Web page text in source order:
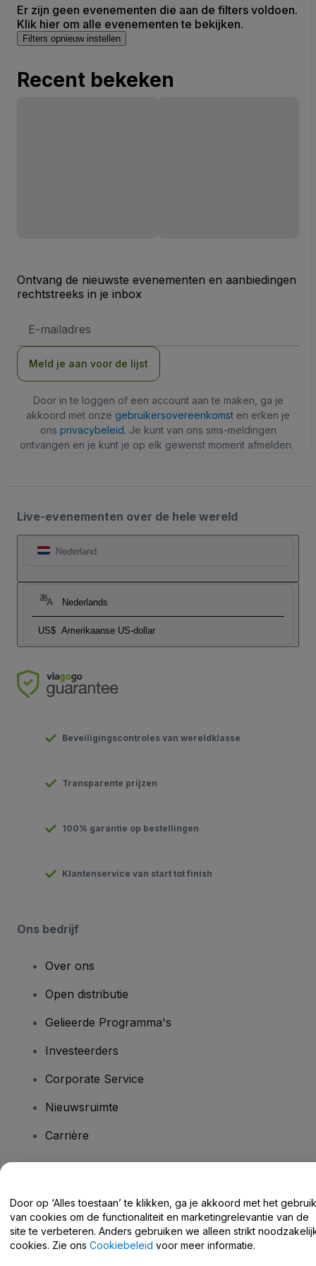
Er zijn geen evenementen die aan de filters voldoen.
Klik hier om alle evenementen te bekijken.
Filters opnieuw instellen
Recent bekeken
Ontvang de nieuwste evenementen en aanbiedingen
rechtstreeks in je inbox
mailadres
Meld je aan voor de lijst
Door in te loggen of een account aan te maken, ga je
akkoord met onze gebruikersovereenkomst en erken je
ons privacybeleid. Je kunt van ons sms-meldingen
ontvangen en je kunt je op elk gewenst moment afmelden.
Live-evenementen over de hele wereld
Nederland
Nederlands
US$ Amerikaanse US-dollar
Beveiligingscontroles van wereldklasse
Transparente prijzen
100% garantie op bestellingen
Klantenservice van start tot finish
Ons bedrijf
Over ons
Open distributie
Gelieerde Programma's
Investeerders
Corporate Service
Nieuwsruimte
Carrière
Helpcentrum / Neem Contact Met Ons Op
Door op ‘Alles toestaan’ te klikken, ga je akkoord met het gebruik
van cookies om de functionaliteit en marketingrelevantie van de
site te verbeteren. Anders gebruiken we alleen strikt
cookies. Zie ons Cookiebeleid voor meer informatie.